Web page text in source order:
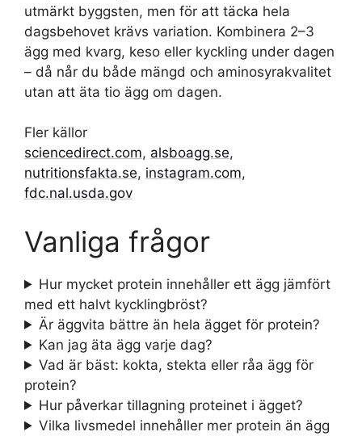
utmärkt byggsten, men för att täcka hela
dagsbehovet krävs variation. Kombinera 2–3
ägg med kvarg, keso eller kyckling under dagen
– då når du både mängd och aminosyrakvalitet
utan att äta tio ägg om dagen.
Fler källor
sciencedirect.com, alsboagg.se,
nutritionsfakta.se, instagram.com,
fdc.nal.usda.gov
Vanliga frågor
Hur mycket protein innehåller ett ägg jämfört
med ett halvt kycklingbröst?
Är äggvita bättre än hela ägget för protein?
Kan jag äta ägg varje dag?
Vad är bäst: kokta, stekta eller råa ägg för
protein?
Hur påverkar tillagning proteinet i ägget?
Vilka livsmedel innehåller mer protein än ägg